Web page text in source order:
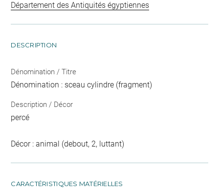
Département des Antiquités égyptiennes
DESCRIPTION
Dénomination / Titre
Dénomination : sceau cylindre (fragment)
Description / Décor
percé
Décor : animal (debout, 2, luttant)
CARACTÉRISTIQUES MATÉRIELLES